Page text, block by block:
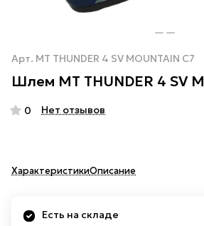
Арт. MT THUNDER 4 SV MOUNTAIN C7
Шлем MT THUNDER 4 SV
0 Нет отзывов
ХарактеристикиОписание
Есть на складе